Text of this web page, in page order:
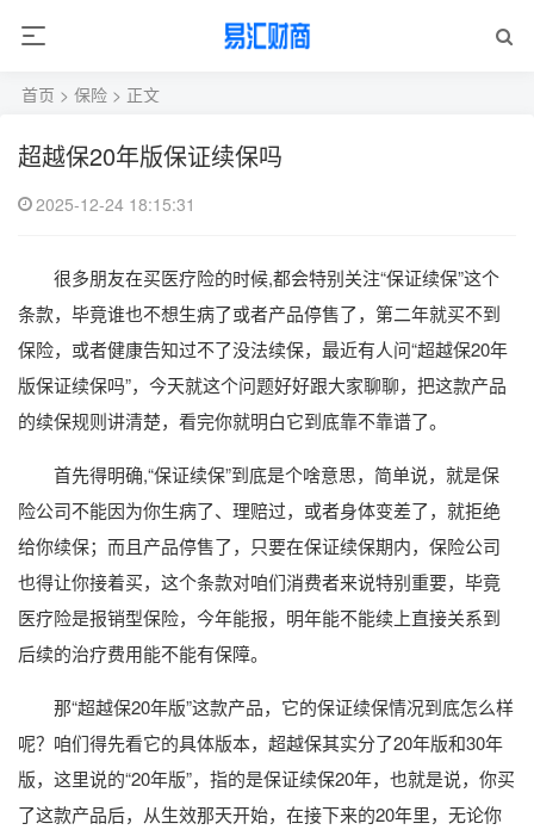
首页 > 保险 > 正文
超越保20年版保证续保吗
2025-12-24 18:15:31
很多朋友在买医疗险的时候,都会特别关注“保证续保”这个
条款，毕竟谁也不想生病了或者产品停售了，第二年就买不到
保险，或者健康告知过不了没法续保，最近有人问“超越保20年
版保证续保吗”，今天就这个问题好好跟大家聊聊，把这款产品
的续保规则讲清楚，看完你就明白它到底靠不靠谱了。
首先得明确,“保证续保”到底是个啥意思，简单说，就是保
险公司不能因为你生病了、理赔过，或者身体变差了，就拒绝
给你续保；而且产品停售了，只要在保证续保期内，保险公司
也得让你接着买，这个条款对咱们消费者来说特别重要，毕竟
医疗险是报销型保险，今年能报，明年能不能续上直接关系到
后续的治疗费用能不能有保障。
那“超越保20年版”这款产品，它的保证续保情况到底怎么样
呢？咱们得先看它的具体版本，超越保其实分了20年版和30年
版，这里说的“20年版”，指的是保证续保20年，也就是说，你买
了这款产品后，从生效那天开始，在接下来的20年里，无论你